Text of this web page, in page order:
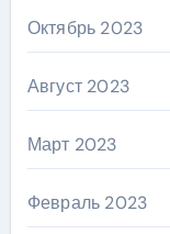
Октябрь 2023
Август 2023
Март 2023
Февраль 2023